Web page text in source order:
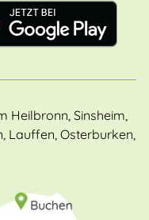
Heilbronn, Sinsheim,
Lauffen, Osterburken,